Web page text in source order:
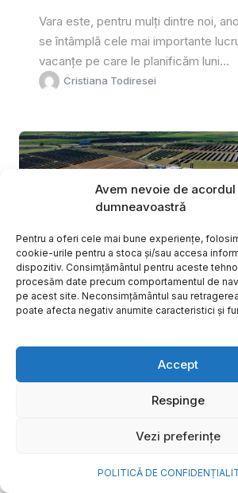
Avem nevoie de acordul
dumneavoastră
Pentru a oferi cele mai bune experiențe,
cookie-urile pentru a stoca și/sau accesa
dispozitiv. Consimțământul pentru aceste
procesăm date precum comportamentul de
pe acest site. Neconsimțământul sau
poate afecta negativ anumite caracteristici și
Accept
Respinge
Vezi preferințe
POLITICĂ DE
Vara este, pentru mulți dintre noi,
se întâmplă cele mai importante
vacanțe pe care le planificăm luni...
Cristiana Todiresei
NOVA Power & Gas:
de investiții de un
euro și o nouă
o viață mai bună”
După aproape 20 de ani în care a